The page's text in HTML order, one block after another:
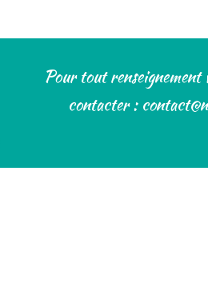
Pour tout renseignement
contacter :